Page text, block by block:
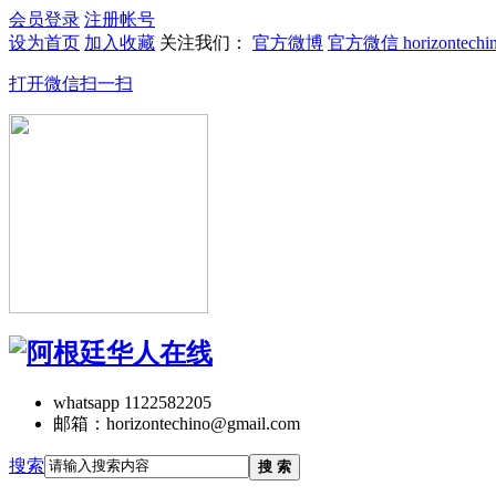
会员登录 注册帐号
设为首页 加入收藏 关注我们： 官方微博 官方微信
打开微信扫一扫
whatsapp 1122582205
邮箱：horizontechino@gmail.com
搜索 搜 索